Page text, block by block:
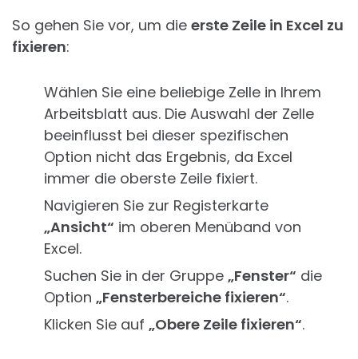
So gehen Sie vor, um die erste Zeile in Excel zu
fixieren:
Wählen Sie eine beliebige Zelle in Ihrem
Arbeitsblatt aus. Die Auswahl der Zelle
beeinflusst bei dieser spezifischen
Option nicht das Ergebnis, da Excel
immer die oberste Zeile fixiert.
Navigieren Sie zur Registerkarte
„Ansicht“ im oberen Menüband von
Excel.
Suchen Sie in der Gruppe „Fenster“ die
Option „Fensterbereiche fixieren“.
Klicken Sie auf „Obere Zeile fixieren“.